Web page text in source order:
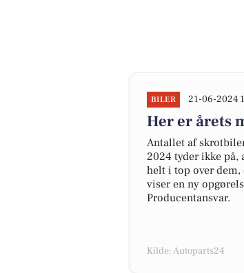
BILER 21-06-2024
Her er årets
Antallet af
2024 tyder ikke på,
helt i top over dem,
viser en ny
Producentansvar.
Kilde: Autoparts24